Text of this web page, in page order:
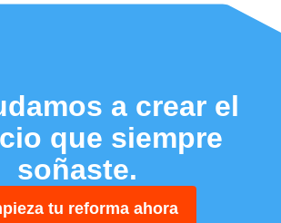
a crear el
que siempre
soñaste.
tu reforma ahora